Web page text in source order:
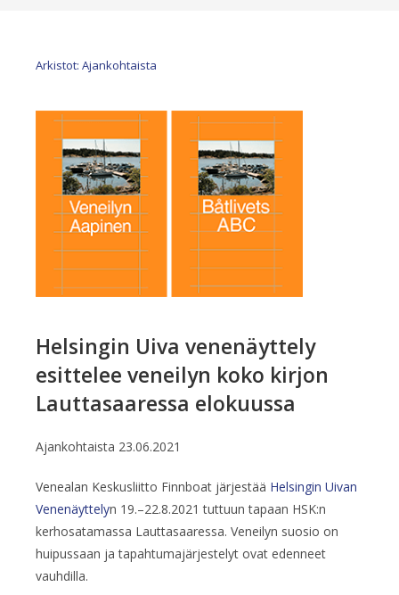
Arkistot: Ajankohtaista
Helsingin Uiva venenäyttely
esittelee veneilyn koko kirjon
Lauttasaaressa elokuussa
Ajankohtaista 23.06.2021
Venealan Keskusliitto Finnboat järjestää Helsingin Uivan
Venenäyttelyn 19.–22.8.2021 tuttuun tapaan HSK:n
kerhosatamassa Lauttasaaressa. Veneilyn suosio on
huipussaan ja tapahtumajärjestelyt ovat edenneet
vauhdilla.